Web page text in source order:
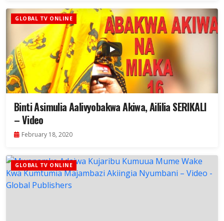
GLOBAL TV ONLINE
Binti Asimulia Aalivyobakwa Akiwa, Aililia SERIKALI
– Video
February 18, 2020
GLOBAL TV ONLINE